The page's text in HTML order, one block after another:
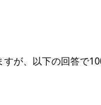
が、以下の回答で